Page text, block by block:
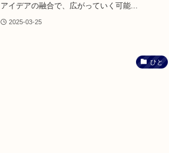
アイデアの融合で、広がっていく可能...
2025-03-25
ひと